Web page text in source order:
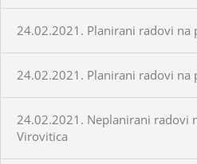
24.02.2021. Planirani radovi na
24.02.2021. Planirani radovi na
24.02.2021. Neplanirani radovi
Virovitica